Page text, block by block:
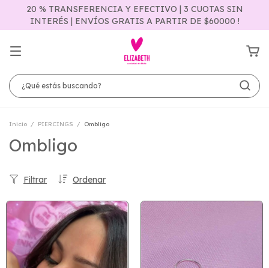
20 % TRANSFERENCIA Y EFECTIVO | 3 CUOTAS SIN
INTERÉS | ENVÍOS GRATIS A PARTIR DE $60000 !
Inicio / PIERCINGS / Ombligo
Ombligo
Ordenar
Filtrar